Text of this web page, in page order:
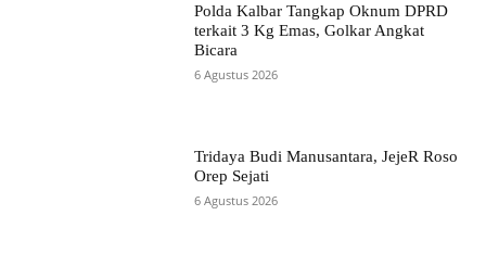
Polda Kalbar Tangkap Oknum DPRD
terkait 3 Kg Emas, Golkar Angkat
Bicara
6 Agustus 2026
Tridaya Budi Manusantara, JejeR Roso
Orep Sejati
6 Agustus 2026